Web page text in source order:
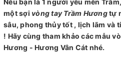
một sợi vòng tay Trầm Hươngtự
sâu, phong thủy tốt , lịch lãm và
! Hãy cùng tham khảo các mẫu
Hương - Hương Vân Cát nhé.